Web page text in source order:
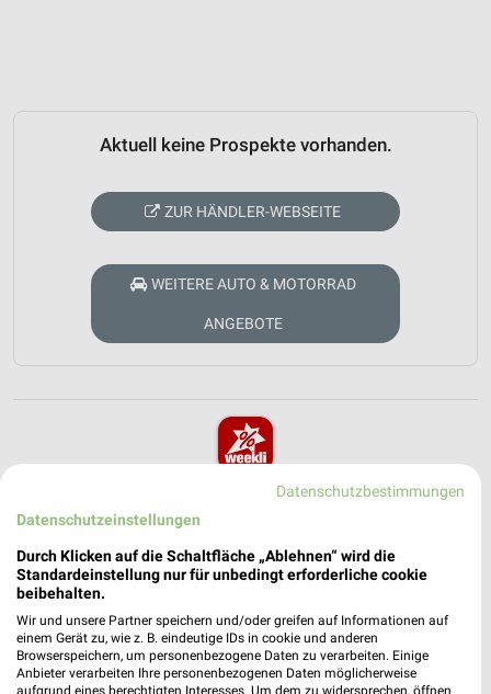
Aktuell keine Prospekte vorhanden.
ZUR HÄNDLER-WEBSEITE
WEITERE AUTO & MOTORRAD
ANGEBOTE
weekli - Prospekte & Angebote App
weekli App für iOS & Android.
✔Standortgenaue Angebote
✔Folge deinem Lieblingshändler
✔Push-Benachrichtigungen bei neuen Prospekten
✔Einkaufsliste - Einkauf stressfrei planen
Datenschutzbestimmungen
Datenschutzeinstellungen
Durch Klicken auf die Schaltfläche „Ablehnen“ wird die
Standardeinstellung nur für unbedingt erforderliche cookie
beibehalten.
Wir und unsere Partner speichern und/oder greifen auf Informationen auf
einem Gerät zu, wie z. B. eindeutige IDs in cookie und anderen
Browserspeichern, um personenbezogene Daten zu verarbeiten. Einige
Anbieter verarbeiten Ihre personenbezogenen Daten möglicherweise
aufgrund eines berechtigten Interesses. Um dem zu widersprechen, öffnen